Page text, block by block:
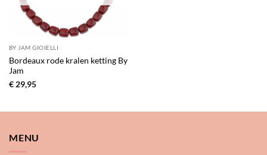
BY JAM GIOIELLI
Bordeaux rode kralen ketting By
Jam
€29,95
MENU